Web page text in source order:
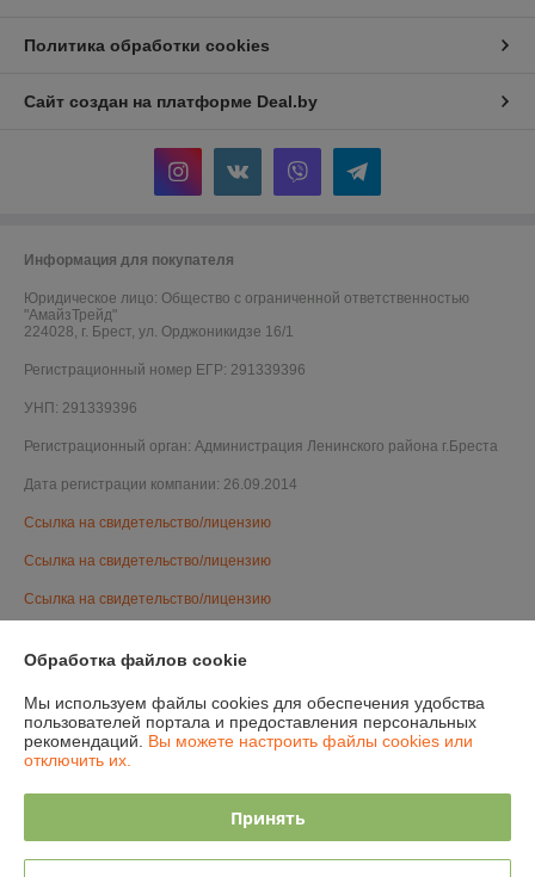
Политика обработки cookies
Сайт создан на платформе Deal.by
Информация для покупателя
Юридическое лицо: Общество с ограниченной ответственностью
"АмайзТрейд"
224028, г. Брест, ул. Орджоникидзе 16/1
Регистрационный номер ЕГР: 291339396
УНП: 291339396
Регистрационный орган: Администрация Ленинского района г.Бреста
Дата регистрации компании: 26.09.2014
Ссылка на свидетельство/лицензию
Ссылка на свидетельство/лицензию
Ссылка на свидетельство/лицензию
Ссылка на свидетельство/лицензию
Ссылка на свидетельство/лицензию
Ссылка на свидетельство/лицензию
Ссылка на свидетельство/лицензию
Ссылка на свидетельство/лицензию
Обработка файлов cookie
Мы используем файлы cookies для обеспечения удобства
пользователей портала и предоставления персональных
рекомендаций. Вы можете настроить файлы cookies или
отключить их.
Принять